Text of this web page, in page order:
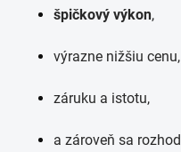
špičkový výkon,
výrazne nižšiu cenu,
záruku a istotu,
a zároveň sa